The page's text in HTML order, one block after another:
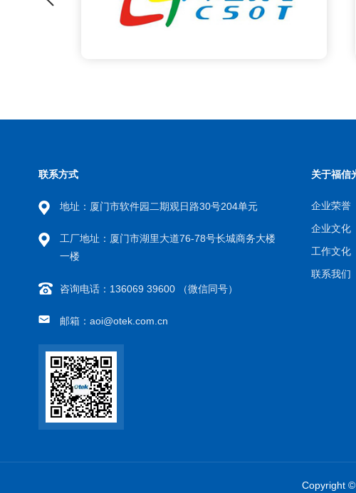
联系方式
地址：厦门市软件园二期观日路30号204单元
工厂地址：厦门市湖里大道76-78号长城商务大楼
一楼
咨询电话：136069 39600 （微信同号）
邮箱：aoi@otek.com.cn
关于福信
企业荣誉
企业文化
工作文化
联系我们
Copyright